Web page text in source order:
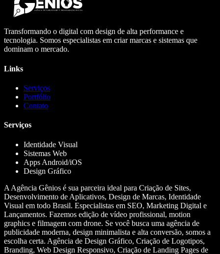
Transformando o digital com design de alta performance e
tecnologia. Somos especialistas em criar marcas e sistemas que
dominam o mercado.
Links
Serviços
Portfólio
Contato
Serviços
Identidade Visual
Sistemas Web
Apps Android/iOS
Design Gráfico
A Agência Gênios é sua parceira ideal para Criação de Sites,
Desenvolvimento de Aplicativos, Design de Marcas, Identidade
Visual em todo Brasil. Especialistas em SEO, Marketing Digital e
Lançamentos. Fazemos edição de vídeo profissional, motion
graphics e filmagem com drone. Se você busca uma agência de
publicidade moderna, design minimalista e alta conversão, somos a
escolha certa. Agência de Design Gráfico, Criação de Logotipos,
Branding, Web Design Responsivo, Criação de Landing Pages de